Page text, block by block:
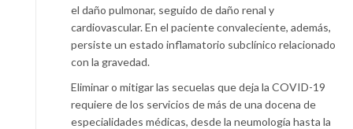
el daño pulmonar, seguido de daño renal y
cardiovascular. En el paciente convaleciente, además,
persiste un estado inflamatorio subclínico relacionado
con la gravedad.
Eliminar o mitigar las secuelas que deja la COVID-19
requiere de los servicios de más de una docena de
especialidades médicas, desde la neumología hasta la